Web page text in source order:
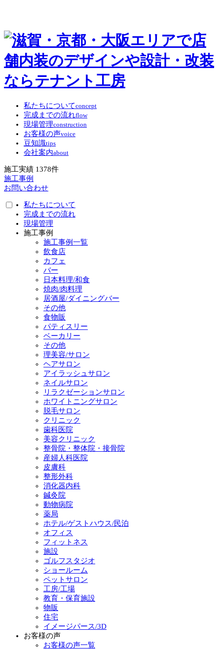
私たちについてconcept
完成までの流れflow
現場管理construction
お客様の声voice
豆知識tips
会社案内about
施工実績 1378件
施工事例
お問い合わせ
私たちについて
完成までの流れ
現場管理
施工事例
施工事例一覧
飲食店
カフェ
バー
日本料理/和食
焼肉/肉料理
居酒屋/ダイニングバー
その他
食物販
パティスリー
ベーカリー
その他
理美容/サロン
ヘアサロン
アイラッシュサロン
ネイルサロン
リラクゼーションサロン
ホワイトニングサロン
脱毛サロン
クリニック
歯科医院
美容クリニック
整骨院・整体院・接骨院
産婦人科医院
皮膚科
整形外科
消化器内科
鍼灸院
動物病院
薬局
ホテル/ゲストハウス/民泊
オフィス
フィットネス
施設
ゴルフスタジオ
ショールーム
ペットサロン
工房/工場
教育・保育施設
物販
住宅
イメージパース/3D
お客様の声
お客様の声一覧